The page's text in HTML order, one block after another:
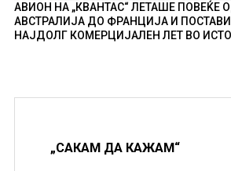
АВИОН НА „КВАНТАС“ ЛЕТАШЕ ПОВЕЌЕ
АВСТРАЛИЈА ДО ФРАНЦИЈА И
НАЈДОЛГ КОМЕРЦИЈАЛЕН ЛЕТ ВО
„САКАМ ДА КАЖАМ“